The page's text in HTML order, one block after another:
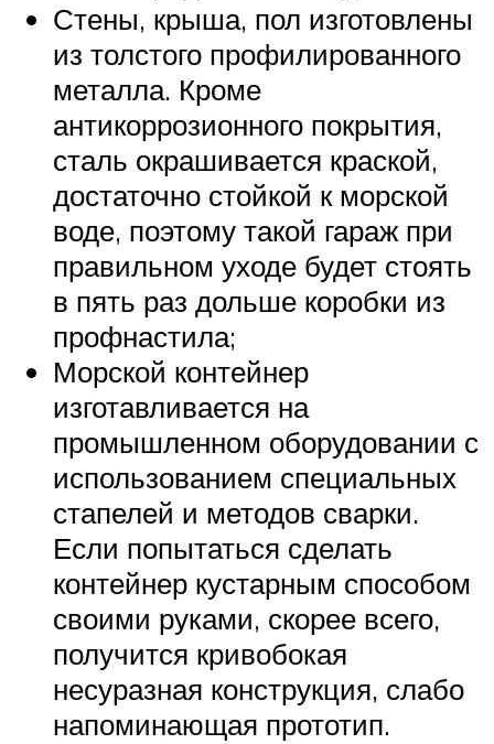
Стены, крыша, пол изготовлены
из толстого профилированного
металла. Кроме
антикоррозионного покрытия,
сталь окрашивается краской,
достаточно стойкой к морской
воде, поэтому такой гараж при
правильном уходе будет стоять
в пять раз дольше коробки из
профнастила;
Морской контейнер
изготавливается на
промышленном оборудовании с
использованием специальных
стапелей и методов сварки.
Если попытаться сделать
контейнер кустарным способом
своими руками, скорее всего,
получится кривобокая
несуразная конструкция, слабо
напоминающая прототип.